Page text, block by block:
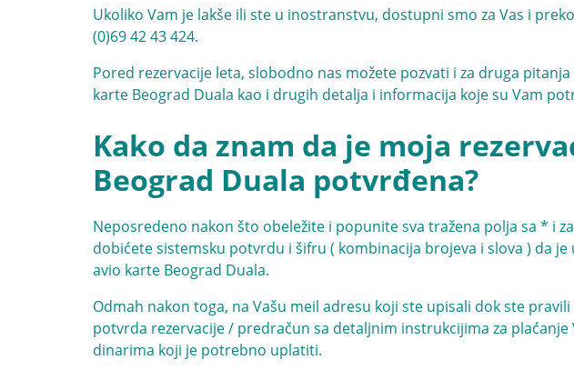
Ukoliko Vam je lakše ili ste u inostranstvu, dostupni smo za Vas i
(0)69 42 43 424.
Pored rezervacije leta, slobodno nas možete pozvati i za druga pitanja
karte Beograd Duala kao i drugih detalja i informacija koje su Vam
Kako da znam da je moja
Beograd Duala potvrđena?
Neposredeno nakon što obeležite i popunite sva tražena polja sa * i
dobićete sistemsku potvrdu i šifru ( kombinacija brojeva i slova ) da
avio karte Beograd Duala.
Odmah nakon toga, na Vašu meil adresu koji ste upisali dok ste
potvrda rezervacije / predračun sa detaljnim instrukcijima za plaćanje
dinarima koji je potrebno uplatiti.